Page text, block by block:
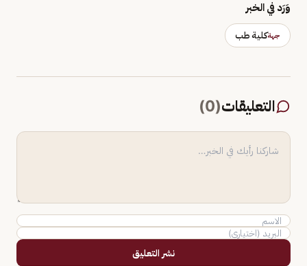
وَرَد في الخبر
جهةكلية طب
التعليقات(
0
)
نشر التعليق